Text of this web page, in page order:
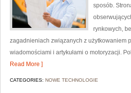
sposób.
rynkowych,
zagadnieniach związanych z użytkowaniem
wiadomościami i artykułami o motoryzacji.
Read More ]
CATEGORIES: NOWE TECHNOLOGIE